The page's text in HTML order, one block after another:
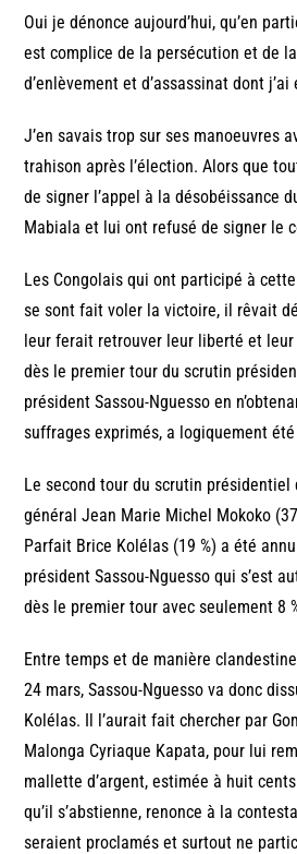
Oui je dénonce aujourd’hui, qu’en
est complice de la persécution et de
d’enlèvement et d’assassinat dont
J’en savais trop sur ses manoeuvres
trahison après l’élection. Alors que
de signer l’appel à la désobéissance
Mabiala et lui ont refusé de signer le
Les Congolais qui ont participé à
se sont fait voler la victoire, il rêvait
leur ferait retrouver leur liberté et leur
dès le premier tour du scrutin
président Sassou-Nguesso en
suffrages exprimés, a logiquement
Le second tour du scrutin présidentiel
général Jean Marie Michel Mokoko
Parfait Brice Kolélas (19 %) a été
président Sassou-Nguesso qui s’est
dès le premier tour avec seulement 8
Entre temps et de manière
24 mars, Sassou-Nguesso va donc
Kolélas. Il l’aurait fait chercher par
Malonga Cyriaque Kapata, pour lui
mallette d’argent, estimée à huit
qu’il s’abstienne, renonce à la
seraient proclamés et surtout ne